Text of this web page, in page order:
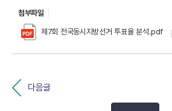
첨부파일
제7회 전국동시지방선거 투표율 분석.pdf
다음글